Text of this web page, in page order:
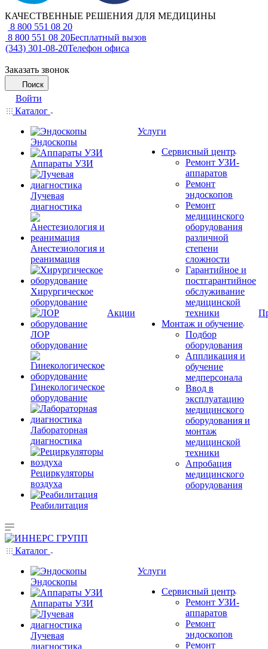
КАЧЕСТВЕННЫЕ РЕШЕНИЯ ДЛЯ МЕДИЦИНЫ
8 800 551 08 20
8 800 551 08 20Бесплатный вызов
(343) 301-08-20Телефон офиса
Заказать звонок
Поиск
Войти
Каталог
Эндоскопы
Аппараты УЗИ
Лучевая
диагностика
Анестезиология и
реанимация
Хирургическое
оборудование
ЛОР
оборудование
Гинекологическое
оборудование
Лабораторная
диагностика
Рециркуляторы
воздуха
Реабилитация
Акции
Услуги
Сервисный центр
Ремонт УЗИ-
аппаратов
Ремонт
эндоскопов
Ремонт
медицинского
оборудования
различной
степени
сложности
Гарантийное и
постгарантийное
обслуживание
медицинской
техники
Монтаж и обучение
Подбор
оборудования
Аппликация и
обучение
медперсонала
Ввод в
эксплуатацию
медицинского
оборудования и
монтаж
медицинской
техники
Апробация
медицинского
оборудования
Каталог
Эндоскопы
Аппараты УЗИ
Лучевая
диагностика
Услуги
Сервисный центр
Ремонт УЗИ-
аппаратов
Ремонт
эндоскопов
Ремонт